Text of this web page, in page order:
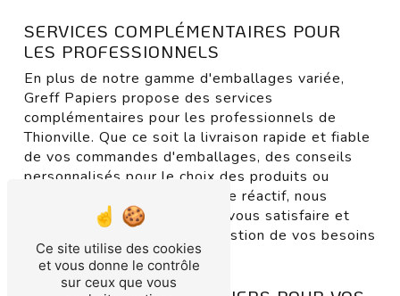
SERVICES COMPLÉMENTAIRES POUR
LES PROFESSIONNELS
En plus de notre gamme d'emballages variée,
Greff Papiers propose des services
complémentaires pour les professionnels de
Thionville. Que ce soit la livraison rapide et fiable
de vos commandes d'emballages, des conseils
personnalisés pour le choix des produits ou
encore un service après-vente réactif, nous
mettons tout en œuvre pour vous satisfaire et
vous accompagner dans la gestion de vos besoins
en emballage.
Ce site utilise des cookies
et vous donne le contrôle
sur ceux que vous